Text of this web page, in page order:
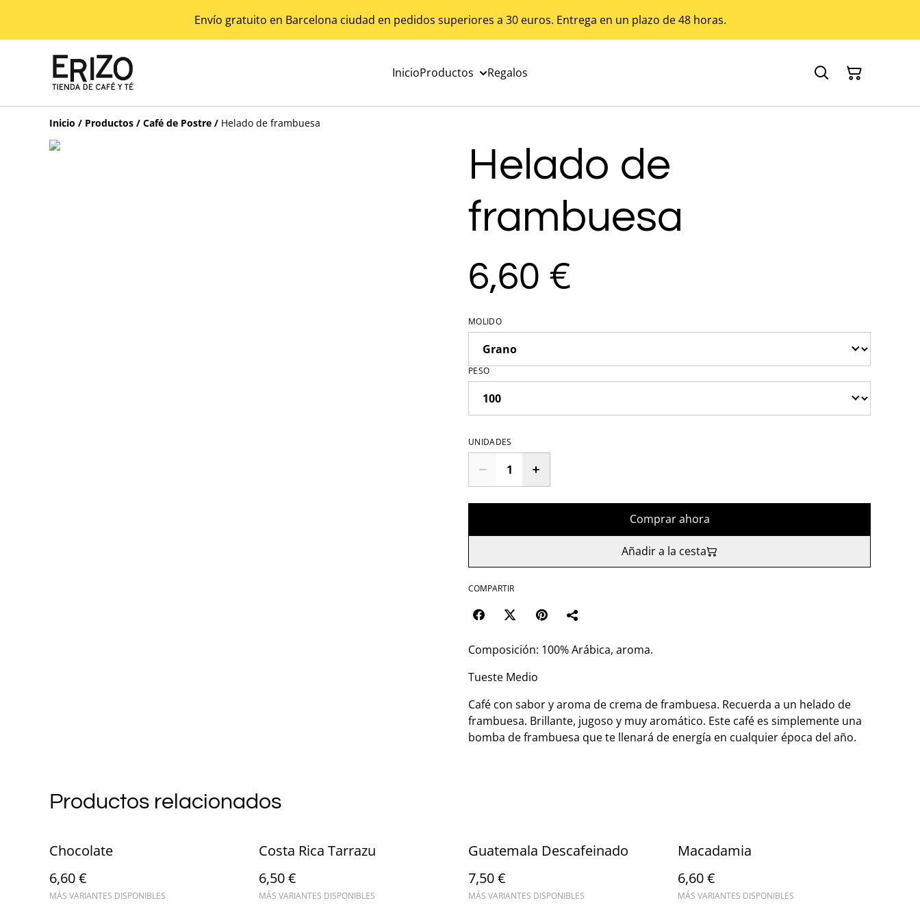
Envío gratuito en Barcelona ciudad en pedidos superiores a 30 euros. Entrega en un plazo de 48 horas.
InicioProductos Regalos
Inicio / Productos / Café de Postre / Helado de frambuesa
Helado de
frambuesa
6,60 €
MOLIDO
PESO
UNIDADES
Comprar ahora
Añadir a la cesta
COMPARTIR
Composición: 100% Arábica, aroma.
Tueste Medio
Café con sabor y aroma de crema de frambuesa. Recuerda a un helado de
frambuesa. Brillante, jugoso y muy aromático. Este café es simplemente una
bomba de frambuesa que te llenará de energía en cualquier época del año.
Productos relacionados
Chocolate
6,60 €
MÁS VARIANTES DISPONIBLES
Costa Rica Tarrazu
6,50 €
MÁS VARIANTES DISPONIBLES
Guatemala Descafeinado
7,50 €
MÁS VARIANTES DISPONIBLES
Macadamia
6,60 €
MÁS VARIANTES DISPONIBLES